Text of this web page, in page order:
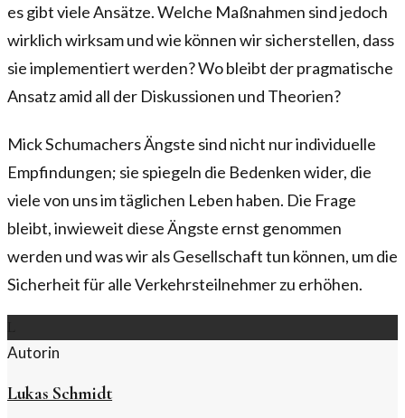
es gibt viele Ansätze. Welche Maßnahmen sind jedoch
wirklich wirksam und wie können wir sicherstellen, dass
sie implementiert werden? Wo bleibt der pragmatische
Ansatz amid all der Diskussionen und Theorien?
Mick Schumachers Ängste sind nicht nur individuelle
Empfindungen; sie spiegeln die Bedenken wider, die
viele von uns im täglichen Leben haben. Die Frage
bleibt, inwieweit diese Ängste ernst genommen
werden und was wir als Gesellschaft tun können, um die
Sicherheit für alle Verkehrsteilnehmer zu erhöhen.
Autorin
Lukas Schmidt